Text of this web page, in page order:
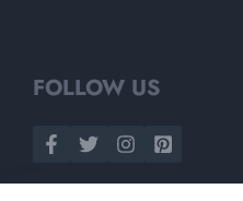
FOLLOW US